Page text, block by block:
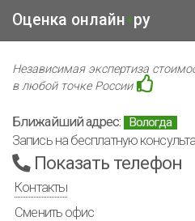
Оценка онлайн • ру
Независимая экспертиза
в любой точке России
Ближайший адрес: Вологда
Запись на бесплатную
Показать телефон
Контакты
Сменить офис